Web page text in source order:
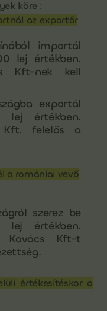
köre :
az exportőr
importál
lej értékben.
Kft-nek kell
exportál
értékben.
Kft. felelős a
a romániai vevő
szerez be
értékben.
Kovács Kft-t
értékesítéskor a